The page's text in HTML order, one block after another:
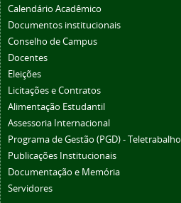
Calendário Acadêmico
Documentos institucionais
Conselho de Campus
Docentes
Eleições
Licitações e Contratos
Alimentação Estudantil
Assessoria Internacional
Programa de Gestão (PGD) - Teletrabalho
Publicações Institucionais
Documentação e Memória
Servidores